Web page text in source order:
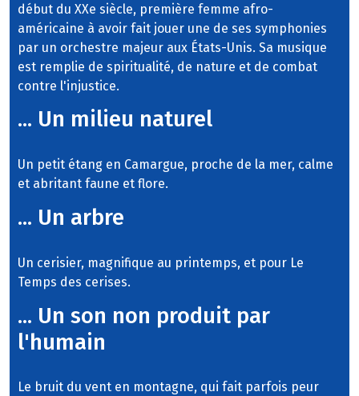
début du XXe siècle, première femme afro-
américaine à avoir fait jouer une de ses symphonies
par un orchestre majeur aux États-Unis. Sa musique
est remplie de spiritualité, de nature et de combat
contre l'injustice.
... Un milieu naturel
Un petit étang en Camargue, proche de la mer, calme
et abritant faune et flore.
... Un arbre
Un cerisier, magnifique au printemps, et pour Le
Temps des cerises.
... Un son non produit par
l'humain
Le bruit du vent en montagne, qui fait parfois peur